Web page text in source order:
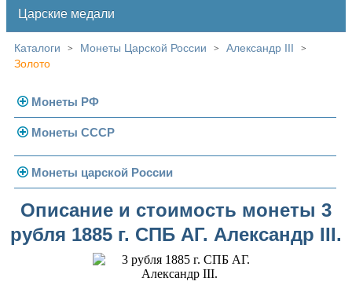
Царские медали
Каталоги > Монеты Царской России > Александр III >
Золото
Монеты РФ
Современная Россия
Монеты 1991-1993 гг.
Монеты СССР
Погодовка СССР
Монеты 1958 года
Золотые червонцы
Памятные и юбилейные
Монеты царской России
Николай II (1894-1917)
Золото
Александр III (1881-1894)
Александр II (1855-1881)
Описание и стоимость монеты 3
рубля 1885 г. СПБ АГ. Александр III.